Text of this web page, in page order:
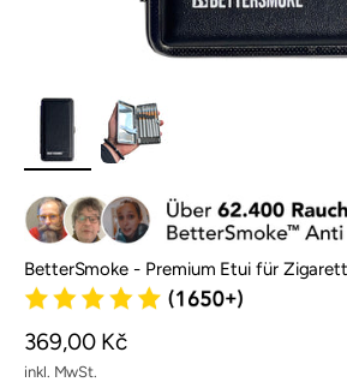
BetterSmoke - Premium Etui für
Angebot
369,00 Kč
inkl. MwSt.